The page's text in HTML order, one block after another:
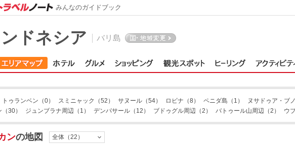
ドネシア バリ島
トゥランベン （0） スミニャック （52） サヌール （54） ロビナ （8） ペニダ島 （1） ヌサドゥア・ブ
（30） ジュンブラナ周辺 （1） デンパサール （12） ブドゥグル周辺 （2） バトゥール山周辺 （2） ウ
ンの地図 全体（22）
みんなのガイドブック